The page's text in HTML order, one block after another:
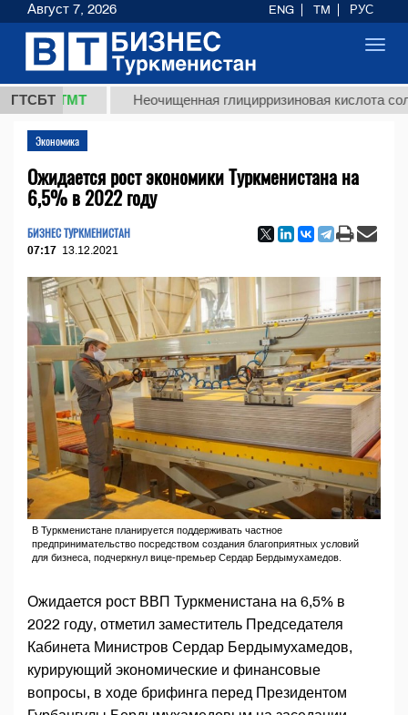
ГТСБТ
ТМТ Неочищенная глицирризиновая кислота
Экономика
Ожидается рост экономики Туркменистана на
6,5% в 2022 году
БИЗНЕС ТУРКМЕНИСТАН
07:17 13.12.2021
В Туркменистане планируется поддерживать частное
предпринимательство посредством создания благоприятных условий
для бизнеса, подчеркнул вице-премьер Сердар Бердымухамедов.
Ожидается рост ВВП Туркменистана на 6,5% в
2022 году, отметил заместитель Председателя
Кабинета Министров Сердар Бердымухамедов,
курирующий экономические и финансовые
вопросы, в ходе брифинга перед Президентом
Август 7, 2026 ENG TM РУС